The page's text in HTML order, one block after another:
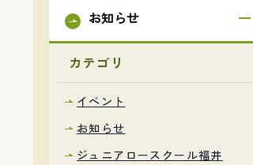
お知らせ
カテゴリ
イベント
お知らせ
ジュニアロースクール福井